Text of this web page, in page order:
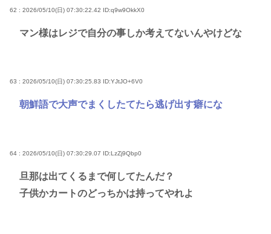
62 : 2026/05/10(日) 07:30:22.42 ID:q9w9OkkX0
マン様はレジで自分の事しか考えてないんやけどな
63 : 2026/05/10(日) 07:30:25.83 ID:YJtJO+6V0
朝鮮語で大声でまくしたてたら逃げ出す癖にな
64 : 2026/05/10(日) 07:30:29.07 ID:LzZj9Qbp0
旦那は出てくるまで何してたんだ？
子供かカートのどっちかは持ってやれよ